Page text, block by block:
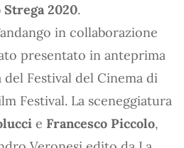
2020.
in collaborazione
presentato in anteprima
del Festival del Cinema di
Festival. La sceneggiatura
e Francesco Piccolo,